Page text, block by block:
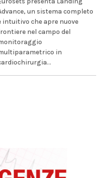
un sistema completo
intuitivo che apre nuove
nel campo del
in